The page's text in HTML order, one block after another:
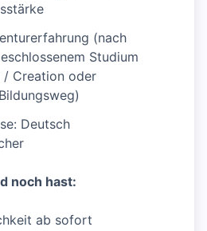
(nach
Studium
/ Creation oder
Deutsch
noch hast:
ab sofort